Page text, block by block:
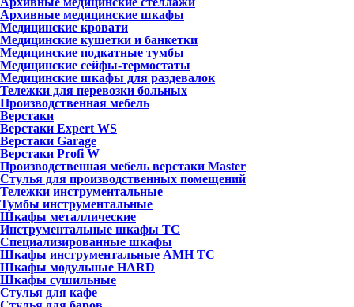
Архивные медицинские шкафы
Медицинские кровати
Медицинские кушетки и банкетки
Медицинские подкатные тумбы
Медицинские сейфы-термостаты
Медицинские шкафы для раздевалок
Тележки для перевозки больных
Производственная мебель
Верстаки
Верстаки Expert WS
Верстаки Garage
Верстаки Profi W
Производственная мебель верстаки Master
Стулья для производственных помещений
Тележки инструментальные
Тумбы инструментальные
Шкафы металлические
Инструментальные шкафы ТС
Специализированные шкафы
Шкафы инструментальные АМН ТС
Шкафы модульные HARD
Шкафы сушильные
Стулья для кафе